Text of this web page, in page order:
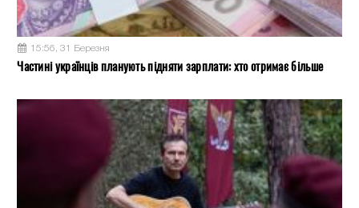
15:56, 31 Березня
Частині українців планують підняти зарплати: хто отримає більше